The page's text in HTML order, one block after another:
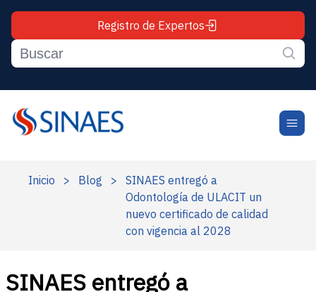
Registro de Expertos
Inicio > Blog >
SINAES entregó a
Odontología de ULACIT un
nuevo certificado de calidad
con vigencia al 2028
SINAES entregó a